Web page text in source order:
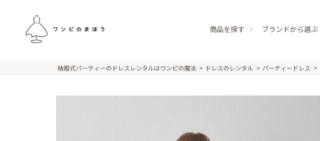
商品を探す ブランドから選ぶ
結婚式パーティーのドレスレンタルはワンピの魔法 ドレスのレンタル パーティードレス